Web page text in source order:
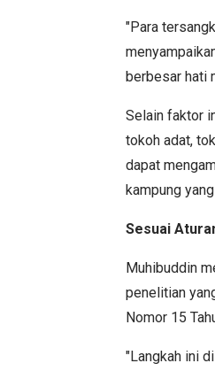
"Para
berbesar hati
Selain faktor
tokoh adat,
dapat
kampung
Sesuai
Muhibuddin
penelitian
Nomor 15
"Langkah ini